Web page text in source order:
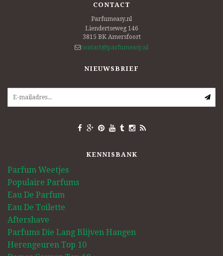
CONTACT
Parfumeasy.nl
Liendertseweg 146
3815 BK Amersfoort
contact@parfumeasy.nl
NIEUWSBRIEF
KENNISBANK
Parfum Weetjes
Populaire Parfums
Eau De Parfum
Eau De Toilette
Aftershave
Parfums Die Lang Blijven Hangen
Herengeuren Top 10